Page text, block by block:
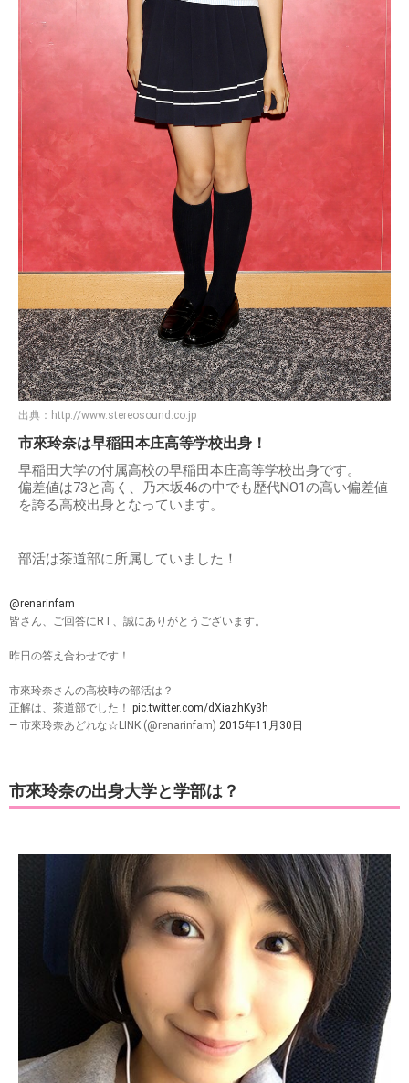
出典： http://www.stereosound.co.jp
市來玲奈は早稲田本庄高等学校出身！
早稲田大学の付属高校の早稲田本庄高等学校出身です。
偏差値は73と高く、乃木坂46の中でも歴代NO1の高い偏差値
を誇る高校出身となっています。
部活は茶道部に所属していました！
@renarinfam
皆さん、ご回答にRT、誠にありがとうございます。
昨日の答え合わせです！
市來玲奈さんの高校時の部活は？
正解は、茶道部でした！ pic.twitter.com/dXiazhKy3h
— 市來玲奈あどれな☆LINK (@renarinfam) 2015年11月30日
市來玲奈の出身大学と学部は？